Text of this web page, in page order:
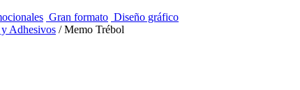
Gran formato Diseño gráfico
Adhesivos / Memo Trébol